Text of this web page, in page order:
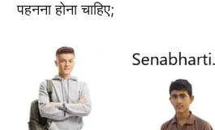
पहनना होना चाहिए;